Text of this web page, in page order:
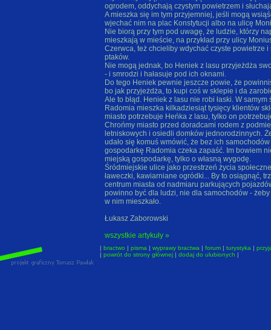
ogrodem, oddychają czystym powietrzem i
A mieszka się im tym przyjemniej, jeśli mogą
wjechać nim na plac Konstytucji albo na ulicę
Nie biorą przy tym pod uwagę, że ludzie, którzy
mieszkają w mieście, na przykład przy ulicy
Czerwca, też chcieliby wdychać czyste powietrze i
ptaków.
Nie mogą jednak, bo Heniek z lasu przyjeżdża
- i smrodzi i hałasuje pod ich oknami.
Do tego Heniek pewnie jeszcze powie, że
bo jak przyjeżdża, to kupi coś w sklepie i da
Ale to błąd. Heniek z lasu nie robi łaski. W samym
Radomia mieszka kilkadziesiąt tysięcy klientów
miasto potrzebuje Heńka z lasu, tylko on
Chrońmy miasto przed doradcami rodem z
letniskowych i osiedli domków jednorodzinnych.
udało się komuś wmówić, że bez ich
gospodarkę Radomia czeka zapaść. Im bowiem
miejską gospodarkę, tylko o własną wygodę.
Śródmiejskie ulice jako przestrzeń życia
ławeczki, kawiarniane ogródki... By to osiągnąć,
centrum miasta od nadmiaru parkujących
powinno być dla ludzi, nie dla samochodów -
w nim mieszkało.
Łukasz Zaborowski
wszystkie artykuły »
| bractwo | pisma | wyprawy bractwa | forum | turystyka |
| powrót do strony głównej | dodaj do ulubionych |